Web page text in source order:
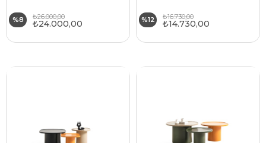
%8 ₺24.000,00
₺26.000,00 %12 ₺14.730,00
₺16.730,00